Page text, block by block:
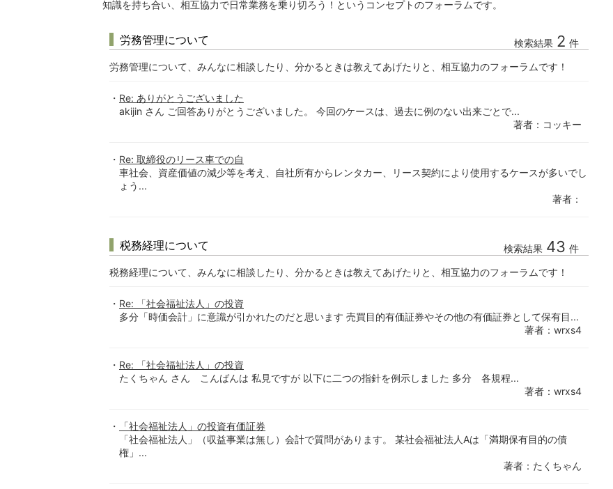
知識を持ち合い、相互協力で日常業務を乗り切ろう！というコンセプトのフォーラムです。
労務管理について 検索結果 2 件
労務管理について、みんなに相談したり、分かるときは教えてあげたりと、相互協力のフォーラムです！
Re: ありがとうございました
akijin さん ご回答ありがとうございました。 今回のケースは、過去に例のない出来ごとで...
著者：コッキー
Re: 取締役のリース車での自
車社会、資産価値の減少等を考え、自社所有からレンタカー、リース契約により使用するケースが多いでし
ょう...
著者：
税務経理について 検索結果 43 件
税務経理について、みんなに相談したり、分かるときは教えてあげたりと、相互協力のフォーラムです！
Re: 「社会福祉法人」の投資
多分「時価会計」に意識が引かれたのだと思います 売買目的有価証券やその他の有価証券として保有目...
著者：wrxs4
Re: 「社会福祉法人」の投資
たくちゃん さん こんばんは 私見ですが 以下に二つの指針を例示しました 多分 各規程...
著者：wrxs4
「社会福祉法人」の投資有価証券
「社会福祉法人」（収益事業は無し）会計で質問があります。 某社会福祉法人Aは「満期保有目的の債
権」...
著者：たくちゃん